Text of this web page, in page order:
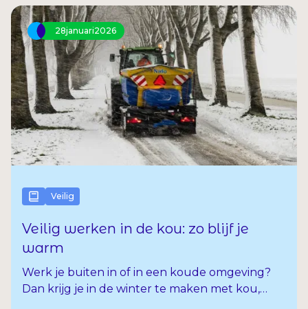
aansluiten op jouw dagelijkse werk. De podcast
is makkelijk te luisteren tijdens je pauze,
onderweg naar je werk of thuis op de bank. Je
hebt er je handen niet voor nodig, dus ideaal als
je makkelijk even wilt bijleren.
28januari2026
Veilig
Veilig werken in de kou: zo blijf je
warm
Werk je buiten in of in een koude omgeving?
Dan krijg je in de winter te maken met kou,